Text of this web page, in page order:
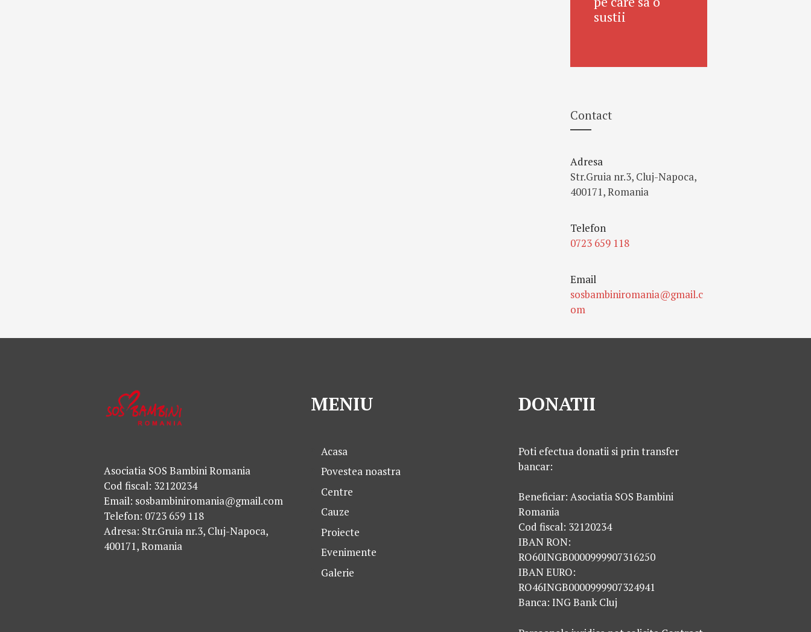
sustii
Contact
Adresa
Str.Gruia nr.3, Cluj-Napoca,
400171, Romania
Telefon
0723 659 118
Email
sosbambiniromania@gmail.c
om
Asociatia SOS Bambini Romania
Cod fiscal: 32120234
Email: sosbambiniromania@gmail.com
Telefon: 0723 659 118
Adresa: Str.Gruia nr.3, Cluj-Napoca,
400171, Romania
MENIU
Acasa
Povestea noastra
Centre
Cauze
Proiecte
Evenimente
Galerie
DONATII
Poti efectua donatii si prin transfer
bancar:
Beneficiar: Asociatia SOS Bambini
Romania
Cod fiscal: 32120234
IBAN RON:
RO60INGB0000999907316250
IBAN EURO:
RO46INGB0000999907324941
Banca: ING Bank Cluj